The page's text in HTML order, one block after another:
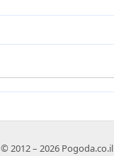
© 2012 – 2026 Pogoda.co.il